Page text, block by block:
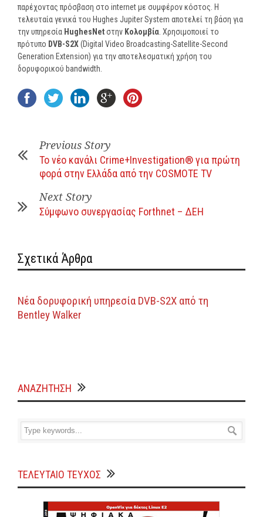
παρέχοντας πρόσβαση στο internet με συμφέρον κόστος. Η
τελευταία γενικά του Hughes Jupiter System αποτελεί τη βάση για
την υπηρεσία HughesNetστην Κολομβία . Χρησιμοποιεί το
πρότυπο DVB-S2X(Digital Video Broadcasting-Satellite-Second
Generation Extension) για την αποτελεσματική χρήση του
δορυφορικού bandwidth.
Previous Story
Το νέο κανάλι Crime+Investigation® για πρώτη
φορά στην Ελλάδα από την COSMOTE TV
Next Story
Σύμφωνο συνεργασίας Forthnet – ΔΕΗ
Σχετικά Άρθρα
Νέα δορυφορική υπηρεσία DVB-S2X από τη
Bentley Walker
ΑΝΑΖΗΤΗΣΗ
ΤΕΛΕΥΤΑΙΟ ΤΕΥΧΟΣ